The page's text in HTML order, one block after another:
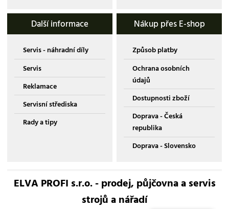
Další informace
Servis - náhradní díly
Servis
Reklamace
Servisní střediska
Rady a tipy
Nákup přes E-shop
Způsob platby
Ochrana osobních
údajů
Dostupnosti zboží
Doprava - Česká
republika
Doprava - Slovensko
ELVA PROFI s.r.o. - prodej, půjčovna a servis
strojů a nářadí